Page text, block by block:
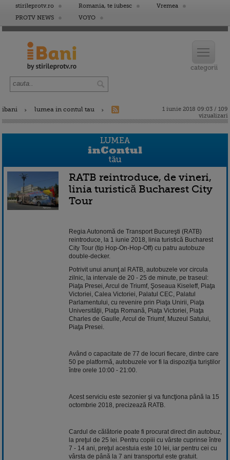
stirileprotv.ro Romania, te iubesc
Vremea
PROTV NEWS
VOYO
ibani lumea in contul tau
1 iunie 2018 09:03 / 109
vizualizari
RATB reintroduce, de vineri,
linia turistică Bucharest City
Tour
Regia Autonomă de Transport Bucureşti (RATB)
reintroduce, la 1 iunie 2018, linia turistică Bucharest
City Tour (tip Hop-On-Hop-Off) cu patru autobuze
double-decker.
Potrivit unui anunţ al RATB, autobuzele vor circula
zilnic, la intervale de 20 - 25 de minute, pe traseul:
Piaţa Presei, Arcul de Triumf, Şoseaua Kiseleff, Piaţa
Victoriei, Calea Victoriei, Palatul CEC, Palatul
Parlamentului, cu revenire prin Piaţa Unirii, Piaţa
Universităţii, Piaţa Romană, Piaţa Victoriei, Piaţa
Charles de Gaulle, Arcul de Triumf, Muzeul Satului,
Piaţa Presei.
Având o capacitate de 77 de locuri fiecare, dintre care
50 pe platformă, autobuzele vor fi la dispoziţia turiştilor
între orele 10:00 - 21:00.
Acest serviciu este sezonier şi va funcţiona până la 15
octombrie 2018, precizează RATB.
Cardul de călătorie poate fi procurat direct din autobuz,
la preţul de 25 lei. Pentru copiii cu vârste cuprinse între
7 - 14 ani, preţul acestuia este 10 lei, iar pentru cei cu
vârsta de până la 7 ani transportul este gratuit.